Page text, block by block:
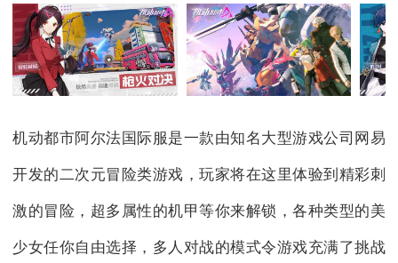
机动都市阿尔法国际服是一款由知名大型游戏公司网易
开发的二次元冒险类游戏，玩家将在这里体验到精彩刺
激的冒险，超多属性的机甲等你来解锁，各种类型的美
少女任你自由选择，多人对战的模式令游戏充满了挑战